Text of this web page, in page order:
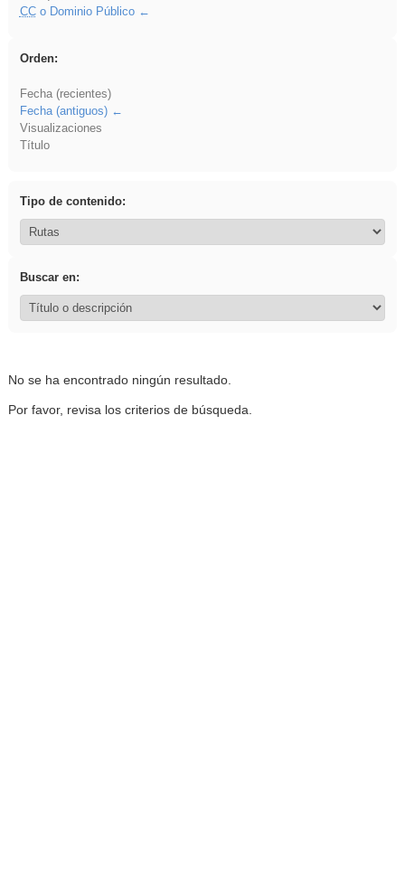
CCo Dominio Público
Orden:
Fecha (recientes)
Fecha (antiguos)
Visualizaciones
Título
Tipo de contenido:
Buscar en:
No se ha encontrado ningún resultado.
Por favor, revisa los criterios de búsqueda.